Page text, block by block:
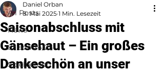
All Posts
News
Saison 24/25
Spielbetrieb
Saisonabschluss mit
Gänsehaut – Ein großes
Dankeschön an unser
Daniel Orban
8. Mai 2025 1 Min. Lesezeit